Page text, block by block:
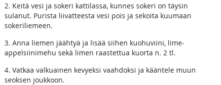
2. Keitä vesi ja sokeri kattilassa, kunnes sokeri on täysin
sulanut. Purista liivatteesta vesi pois ja sekoita kuumaan
sokeriliemeen.
3. Anna liemen jäähtyä ja lisää siihen kuohuviini, lime-
appelsiinimehu sekä limen raastettua kuorta n. 2 tl.
4. Vatkaa valkuainen kevyeksi vaahdoksi ja kääntele muun
seoksen joukkoon.